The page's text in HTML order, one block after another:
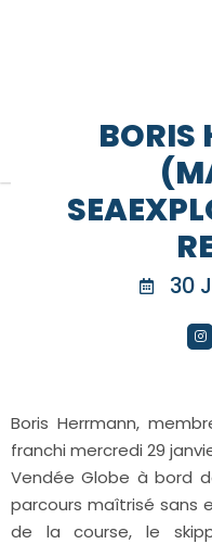
BORIS
30
Boris Herrmann,
franchi mercredi 29
Vendée Globe à bord
parcours maîtrisé sans
de la course, le